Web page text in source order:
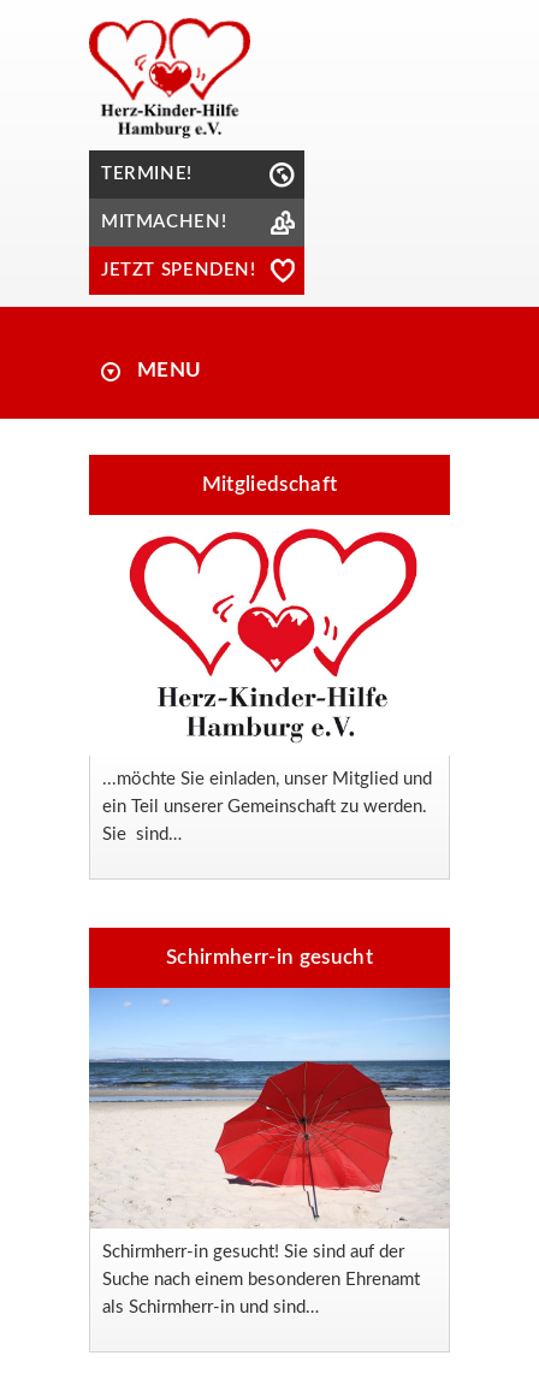
TERMINE!
MITMACHEN!
JETZT SPENDEN!
MENU
Mitgliedschaft
...möchte Sie einladen, unser Mitglied und
ein Teil unserer Gemeinschaft zu werden.
Sie sind…
Schirmherr-in gesucht
Schirmherr-in gesucht! Sie sind auf der
Suche nach einem besonderen Ehrenamt
als Schirmherr-in und sind…